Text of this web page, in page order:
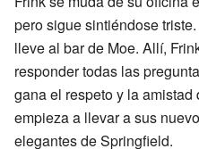
pero sigue sintiéndose
lleve al bar de Moe. Allí,
responder todas las
gana el respeto y la
empieza a llevar a sus
elegantes de Springfield.